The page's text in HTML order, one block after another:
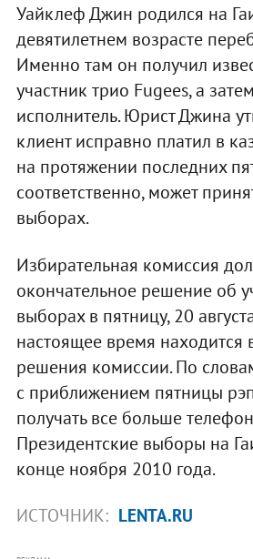
Уайклеф Джин родился на
девятилетнем возрасте
Именно там он получил
участник трио Fugees, а
исполнитель. Юрист Джина
клиент исправно платил в
на протяжении последних
соответственно, может
выборах.
Избирательная комиссия
окончательное решение об
выборах в пятницу, 20
настоящее время находится
решения комиссии. По
с приближением пятницы
получать все больше
Президентские выборы на
конце ноября 2010 года.
ИСТОЧНИК: LENTA.RU